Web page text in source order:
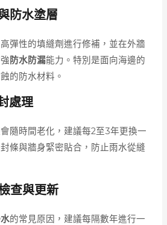
防水塗層
彈性的填縫劑進行修補，並在外牆
防水防漏能力。特別是面向海邊的
的防水材料。
處理
隨時間老化，建議每2至3年更換一
條與牆身緊密貼合，防止雨水從縫
查與更新
的常見原因，建議每隔數年進行一